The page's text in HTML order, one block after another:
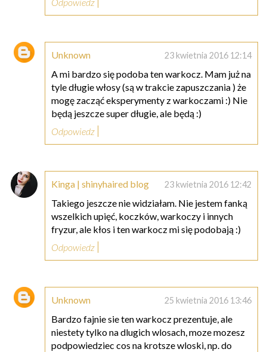
Odpowiedz
Unknown 23 kwietnia 2016 12:14
A mi bardzo się podoba ten warkocz. Mam już na
tyle długie włosy (są w trakcie zapuszczania ) że
mogę zacząć eksperymenty z warkoczami :) Nie
będą jeszcze super długie, ale będą :)
Odpowiedz
Kinga | shinyhaired blog 23 kwietnia 2016 12:42
Takiego jeszcze nie widziałam. Nie jestem fanką
wszelkich upięć, koczków, warkoczy i innych
fryzur, ale kłos i ten warkocz mi się podobają :)
Odpowiedz
Unknown 25 kwietnia 2016 13:46
Bardzo fajnie sie ten warkocz prezentuje, ale
niestety tylko na dlugich wlosach, moze mozesz
podpowiedziec cos na krotsze wloski, np. do